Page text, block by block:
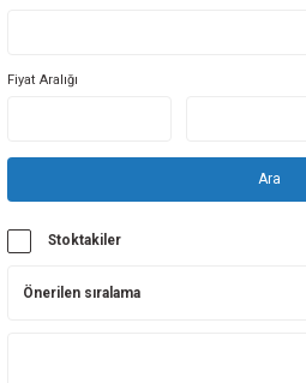
Fiyat Aralığı
Ara
Stoktakiler